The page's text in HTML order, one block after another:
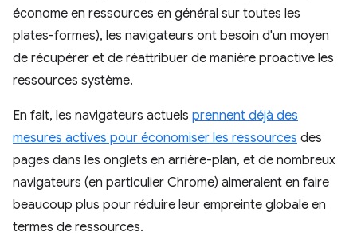
économe en ressources en général sur toutes les
plates-formes), les navigateurs ont besoin d'un moyen
de récupérer et de réattribuer de manière proactive les
ressources système.
En fait, les navigateurs actuels prennent déjà des
mesures actives pour économiser les ressources des
pages dans les onglets en arrière-plan, et de nombreux
navigateurs (en particulier Chrome) aimeraient en faire
beaucoup plus pour réduire leur empreinte globale en
termes de ressources.